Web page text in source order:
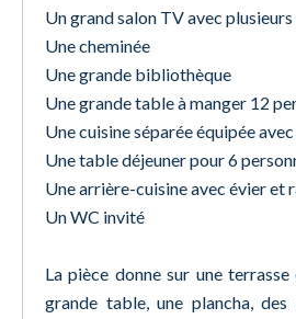
Un grand salon TV avec plusieurs
Une cheminée
Une grande bibliothèque
Une grande table à manger 12
Une cuisine séparée équipée
Une table déjeuner pour 6
Une arrière-cuisine avec évier et
Un WC invité
La pièce donne sur une
grande table, une plancha, des